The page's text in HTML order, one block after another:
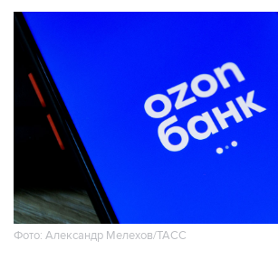
Фото: Александр Мелехов/ТАСС